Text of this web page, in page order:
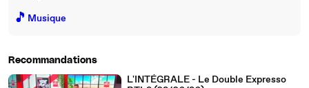
🎵 Musique
Recommandations
L'INTÉGRALE - Le Double Expresso